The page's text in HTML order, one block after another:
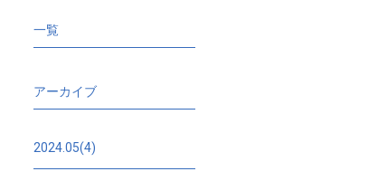
一覧
アーカイブ
2024.05(4)